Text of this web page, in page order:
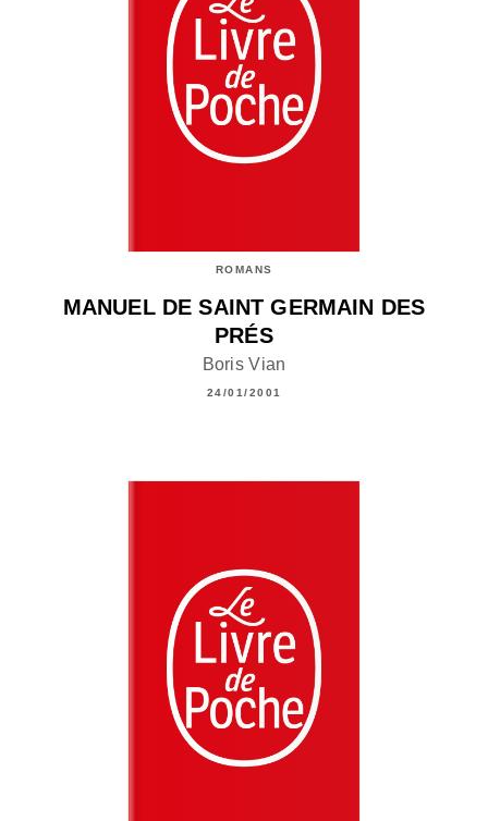
ROMANS
MANUEL DE SAINT GERMAIN DES
PRÉS
Boris Vian
24/01/2001